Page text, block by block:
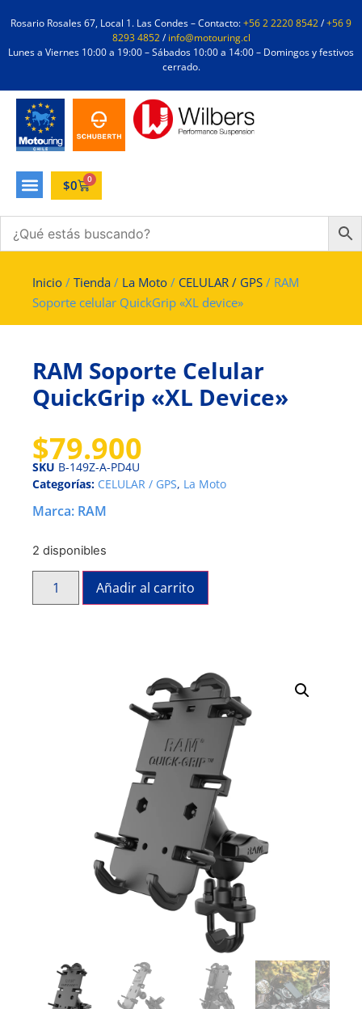
Rosario Rosales 67, Local 1. Las Condes – Contacto:+56 2 2220 8542/+56 9
8293 4852/info@motouring.cl
Lunes a Viernes 10:00 a 19:00 – Sábados 10:00 a 14:00 – Domingos y festivos
cerrado.
$0 0
Inicio / Tienda / La Moto / CELULAR / GPS / RAM
Soporte celular QuickGrip «XL device»
RAM Soporte Celular
QuickGrip «XL Device»
$79.900
SKU B-149Z-A-PD4U
Categorías: CELULAR / GPS, La Moto
Marca: RAM
2 disponibles
Añadir al carrito